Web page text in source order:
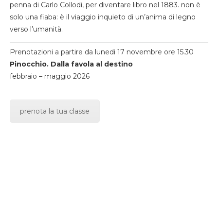
penna di Carlo Collodi, per diventare libro nel 1883. non è
solo una fiaba: è il viaggio inquieto di un’anima di legno
verso l’umanità.
Prenotazioni a partire da lunedi 17 novembre ore 15.30
Pinocchio. Dalla favola al destino
febbraio – maggio 2026
prenota la tua classe